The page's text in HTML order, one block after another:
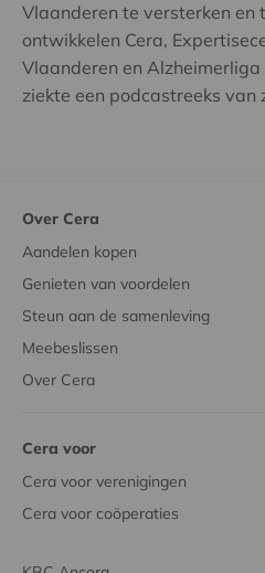
Vlaanderen te versterken en
ontwikkelen Cera,
Vlaanderen en
ziekte een podcastreeks van
Over Cera
Aandelen kopen
Genieten van voordelen
Steun aan de samenleving
Meebeslissen
Over Cera
Cera voor
Cera voor verenigingen
Cera voor coöperaties